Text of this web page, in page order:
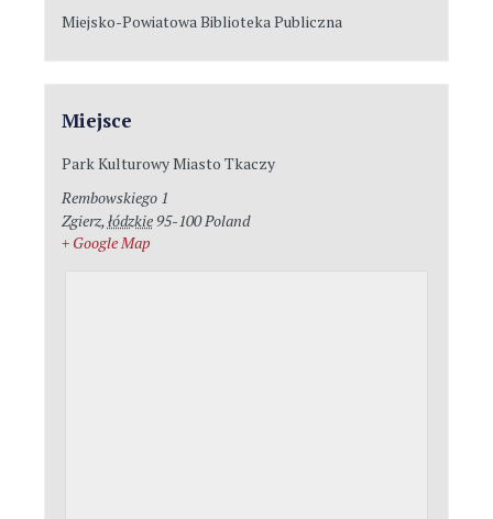
Miejsko-Powiatowa Biblioteka Publiczna
Miejsce
Park Kulturowy Miasto Tkaczy
Rembowskiego 1
Zgierz, łódzkie 95-100 Poland
+ Google Map